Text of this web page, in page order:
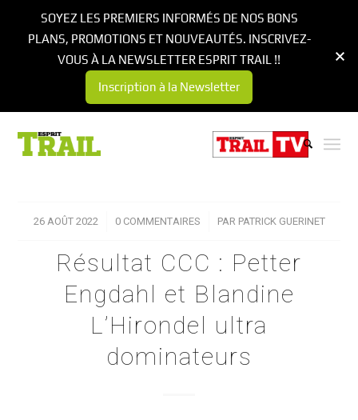
26 AOÛT 2022
/ 0 COMMENTAIRES
/ PAR PATRICK GUERINET
Résultat CCC : Petter
Engdahl et Blandine
L’Hirondel ultra
dominateurs
SOYEZ LES PREMIERS INFORMÉS DE NOS BONS
PLANS, PROMOTIONS ET NOUVEAUTÉS. INSCRIVEZ-
VOUS À LA NEWSLETTER ESPRIT TRAIL !!
Inscription à la Newsletter